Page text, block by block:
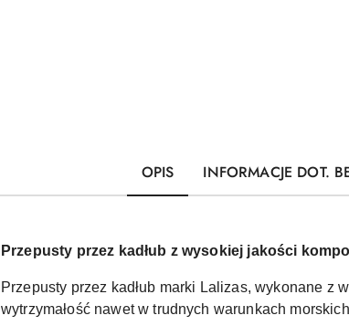
OPIS INFORMACJE DOT.
Przepusty przez kadłub z wysokiej jakości
Przepusty przez kadłub marki Lalizas, wykonane z
wytrzymałość nawet w trudnych warunkach